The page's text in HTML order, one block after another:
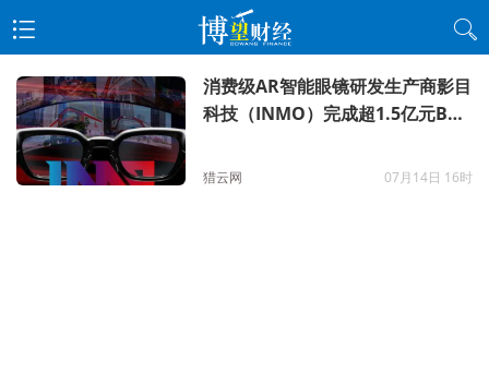
消费级AR智能眼镜研发生产商影目
科技（INMO）完成超1.5亿元B2
猎云网 07月14日 16时